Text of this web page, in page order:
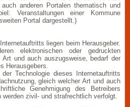
anderen Portalen thematisch und
Veranstaltungen einer Kommune
Portal dargestellt.)
liegen beim Herausgeber.
elektronischen oder gedruckten
Art und auch auszugsweise, bedarf der
Herausgebers.
Technologie dieses Internetauftritts
gleich welcher Art und auch
Genehmigung des Betreibers
werden zivil- und strafrechtlich verfolgt.